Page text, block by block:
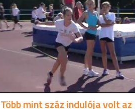
Több mint száz indulója volt az